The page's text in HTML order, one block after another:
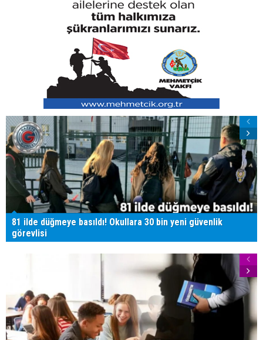
81 ilde düğmeye basıldı! Okullara 30 bin yeni güvenlik
görevlisi